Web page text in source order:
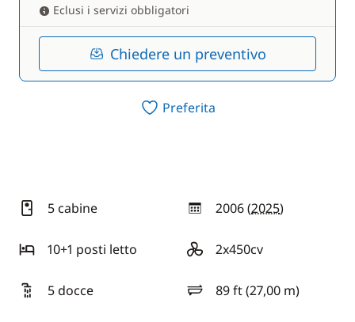
Eclusi i servizi obbligatori
Chiedere un preventivo
Preferita
5 cabine 2006 (2025)
anno
10+1 posti letto
2x450cv
motore
5 docce
89 ft (27,00 m)
lunghezza